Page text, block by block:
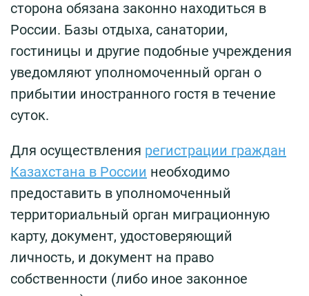
сторона обязана законно находиться в
России. Базы отдыха, санатории,
гостиницы и другие подобные учреждения
уведомляют уполномоченный орган о
прибытии иностранного гостя в течение
суток.
Для осуществления регистрации граждан
Казахстана в России необходимо
предоставить в уполномоченный
территориальный орган миграционную
карту, документ, удостоверяющий
личность, и документ на право
собственности (либо иное законное